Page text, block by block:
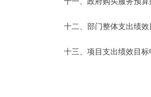
十二、部门整体支出绩效
十三、项目支出绩效目标